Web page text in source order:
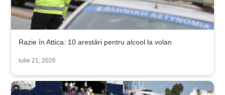
Razie în Attica: 10 arestări pentru alcool la volan
iulie 21, 2026